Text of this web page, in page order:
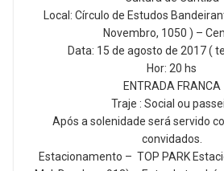
Local: Círculo de Estudos
Novembro, 1050 ) –
Data: 15 de agosto de 2017 (
Hor: 20 hs
ENTRADA FRANCA
Traje : Social ou
Após a solenidade será servido
convidados.
Estacionamento – TOP PARK